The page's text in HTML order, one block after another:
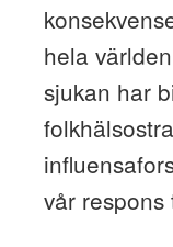
hela
sjukan har
vår